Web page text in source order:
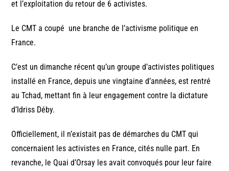
et l’exploitation du retour de 6 activistes.
Le CMT a coupé une branche de l’activisme politique en
France.
C’est un dimanche récent qu’un groupe d’activistes politiques
installé en France, depuis une vingtaine d’années, est rentré
au Tchad, mettant fin à leur engagement contre la dictature
d’Idriss Déby.
Officiellement, il n’existait pas de démarches du CMT qui
concernaient les activistes en France, cités nulle part. En
revanche, le Quai d’Orsay les avait convoqués pour leur faire